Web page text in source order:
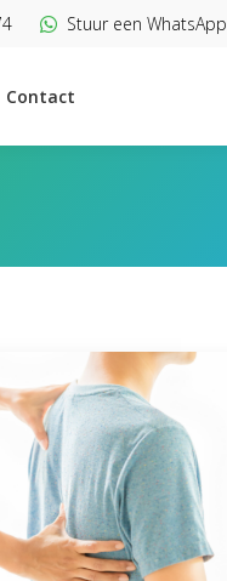
Stuur een WhatsApp
Contact